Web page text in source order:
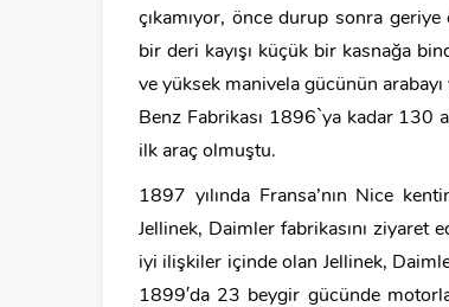
çıkamıyor, önce durup sonra
bir deri kayışı küçük bir kasnağa
ve yüksek manivela gücünün arabayı
Benz Fabrikası 1896`ya kadar 130
ilk araç olmuştu.
1897 yılında Fransa’nın Nice
Jellinek, Daimler fabrikasını ziyaret
iyi ilişkiler içinde olan Jellinek,
1899′da 23 beygir gücünde